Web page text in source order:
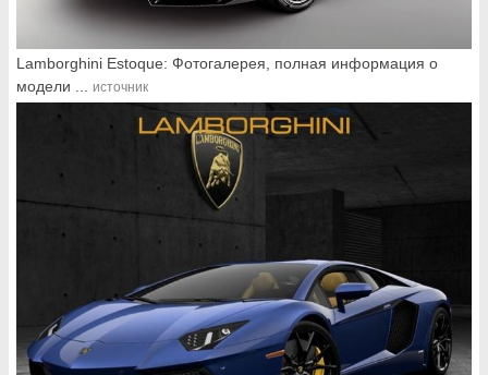
Lamborghini Estoque: Фотогалерея, полная информация о
модели ...
источник